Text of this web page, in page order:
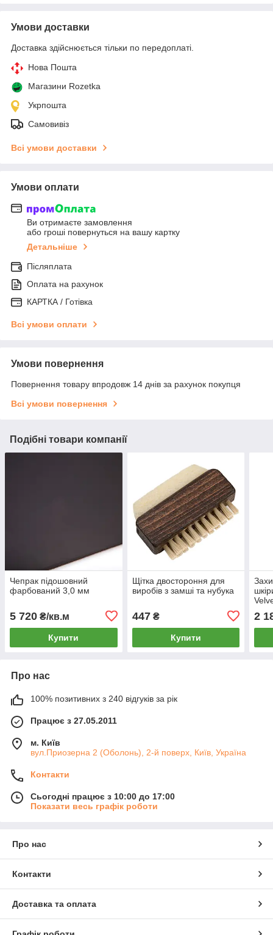
Умови доставки
Доставка здійснюється тільки по передоплаті.
Нова Пошта
Магазини Rozetka
Укрпошта
Самовивіз
Всі умови доставки
Умови оплати
Ви отримаєте замовлення
або гроші повернуться на вашу картку
Детальніше
Післяплата
Оплата на рахунок
КАРТКА / Готівка
Всі умови оплати
Умови повернення
Повернення товару впродовж 14 днів за рахунок покупця
Всі умови повернення
Подібні товари компанії
Чепрак підошовний
фарбований 3,0 мм
5 720 ₴/кв.м
Купити
Щітка двостороння для
виробів з замші та нубука
447₴
Купити
2
Про нас
100% позитивних з 240 відгуків за рік
Працює з 27.05.2011
м. Київ
вул.Приозерна 2 (Оболонь), 2-й поверх, Київ, Україна
Контакти
Сьогодні працює з 10:00 до 17:00
Показати весь графік роботи
Про нас
Контакти
Доставка та оплата